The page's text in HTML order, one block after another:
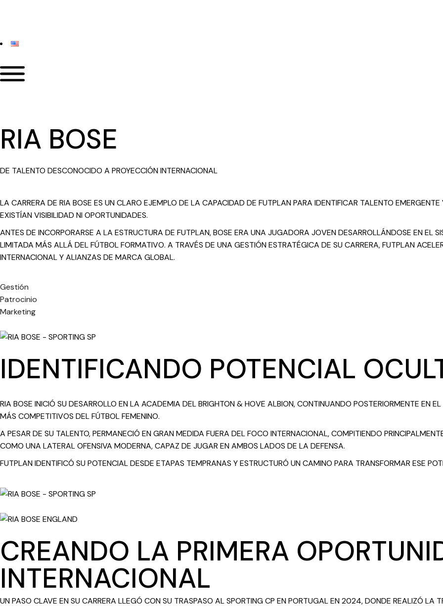
RIA BOSE
DE TALENTO DESCONOCIDO A PROYECCIÓN INTERNACIONAL
LA CARRERA DE RIA BOSE ES UN CLARO EJEMPLO DE LA CAPACIDAD DE FUTPLAN PARA IDENTIFICAR TALENTO
EXISTÍAN VISIBILIDAD NI OPORTUNIDADES.
ANTES DE INCORPORARSE A LA ESTRUCTURA DE FUTPLAN, BOSE ERA UNA JUGADORA JOVEN DESARROLLÁNDOSE EN EL
LIMITADA MÁS ALLÁ DEL FÚTBOL FORMATIVO. A TRAVÉS DE UNA GESTIÓN ESTRATÉGICA DE SU CARRERA, FUTPLAN
INTERNACIONAL Y ALIANZAS DE MARCA GLOBAL.
Gestión
Patrocinio
Marketing
IDENTIFICANDO POTENCIAL
RIA BOSE INICIÓ SU DESARROLLO EN LA ACADEMIA DEL BRIGHTON & HOVE ALBION, CONTINUANDO POSTERIORMENTE EN
MÁS COMPETITIVOS DEL FÚTBOL FEMENINO.
A PESAR DE SU TALENTO, PERMANECIÓ EN GRAN MEDIDA FUERA DEL FOCO INTERNACIONAL, COMPITIENDO
COMO UNA LATERAL OFENSIVA MODERNA, CAPAZ DE JUGAR EN AMBOS LADOS DE LA DEFENSA.
FUTPLAN IDENTIFICÓ SU POTENCIAL DESDE ETAPAS TEMPRANAS Y ESTRUCTURÓ UN CAMINO PARA TRANSFORMAR ESE
CREANDO LA PRIMERA
INTERNACIONAL
UN PASO CLAVE EN SU CARRERA LLEGÓ CON SU TRASPASO AL SPORTING CP EN PORTUGAL EN 2024, DONDE REALIZÓ LA